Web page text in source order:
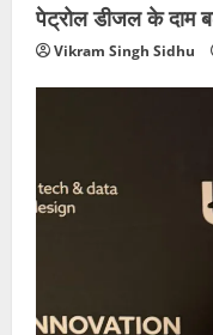
पेट्रोल डीजल के दाम
Vikram Singh Sidhu